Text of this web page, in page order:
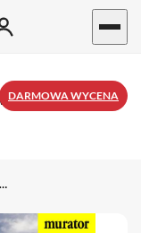
U14b
Budynek usługowy U14b
DARMOWA WYCENA